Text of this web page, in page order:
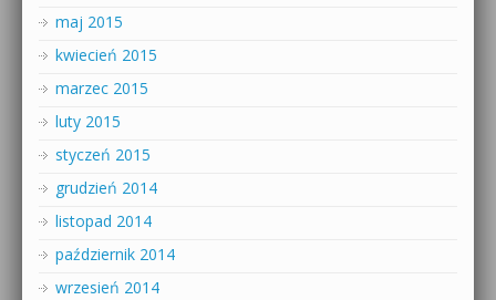
maj 2015
kwiecień 2015
marzec 2015
luty 2015
styczeń 2015
grudzień 2014
listopad 2014
październik 2014
wrzesień 2014